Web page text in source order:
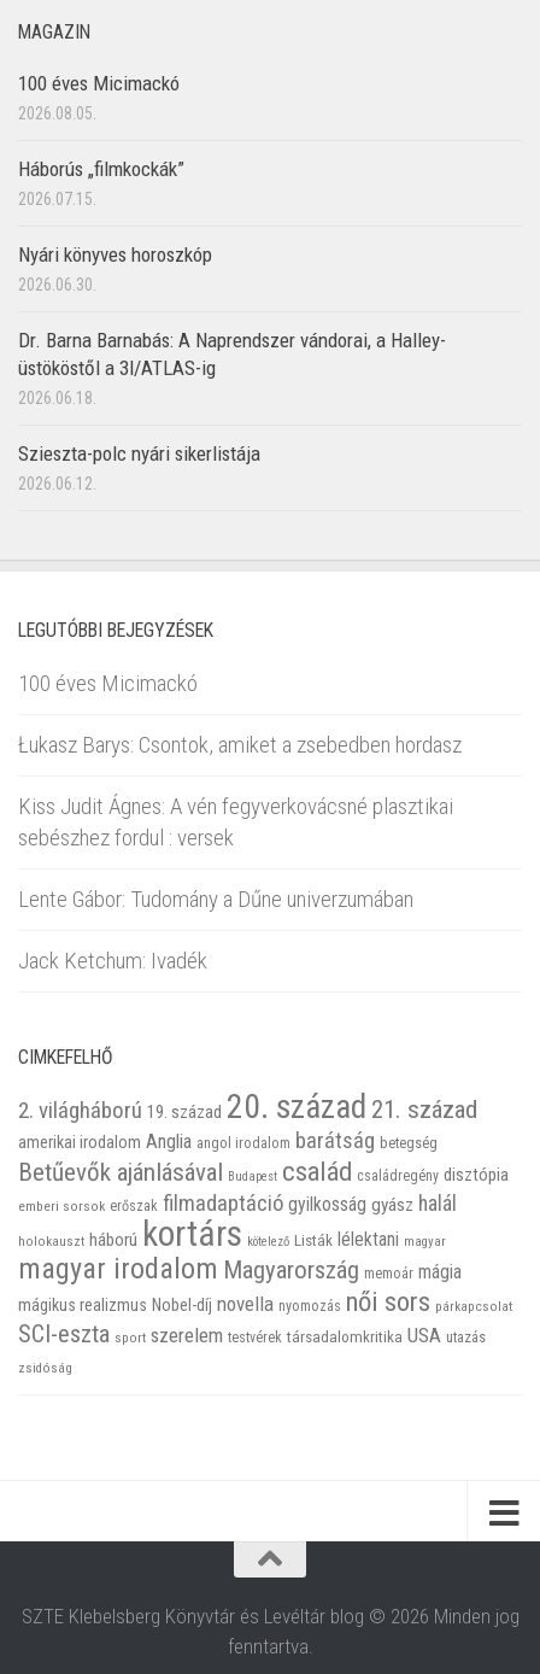
MAGAZIN
100 éves Micimackó
2026.08.05.
Háborús „filmkockák”
2026.07.15.
Nyári könyves horoszkóp
2026.06.30.
Dr. Barna Barnabás: A Naprendszer vándorai, a Halley-
üstököstől a 3I/ATLAS-ig
2026.06.18.
Szieszta-polc nyári sikerlistája
2026.06.12.
LEGUTÓBBI BEJEGYZÉSEK
100 éves Micimackó
Łukasz Barys: Csontok, amiket a zsebedben hordasz
Kiss Judit Ágnes: A vén fegyverkovácsné plasztikai
sebészhez fordul : versek
Lente Gábor: Tudomány a Dűne univerzumában
Jack Ketchum: Ivadék
CIMKEFELHŐ
2. világháború 19. század 20. század 21. század
amerikai irodalom Anglia angol irodalom barátság betegség
Betűevők ajánlásával Budapest család családregény disztópia
emberi sorsok erőszak filmadaptáció gyilkosság gyász halál
holokauszt háború kortárs kötelező Listák lélektani magyar
magyar irodalom Magyarország memoár mágia
mágikus realizmus Nobel-díj novella nyomozás női sors párkapcsolat
SCI-eszta sport szerelem testvérek társadalomkritika USA utazás
zsidóság
SZTE Klebelsberg Könyvtár és Levéltár blog © 2026 Minden jog
fenntartva.